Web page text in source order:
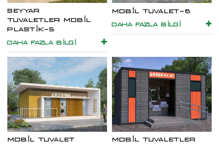
SEYYAR
TUVALETLER MOBIL
PLASTIK-5
DAHA FAZLA BILGI
MOBIL TUVALET-6
DAHA FAZLA BILGI
MOBIL TUVALET
MOBIL TUVALETLER